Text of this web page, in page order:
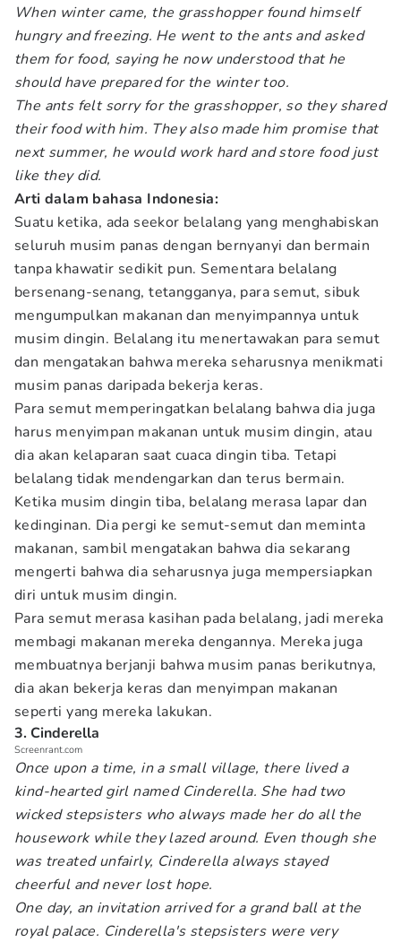
When winter came, the grasshopper found himself
hungry and freezing. He went to the ants and asked
them for food, saying he now understood that he
should have prepared for the winter too.
The ants felt sorry for the grasshopper, so they shared
their food with him. They also made him promise that
next summer, he would work hard and store food just
like they did.
Arti dalam bahasa Indonesia:
Suatu ketika, ada seekor belalang yang menghabiskan
seluruh musim panas dengan bernyanyi dan bermain
tanpa khawatir sedikit pun. Sementara belalang
bersenang-senang, tetangganya, para semut, sibuk
mengumpulkan makanan dan menyimpannya untuk
musim dingin. Belalang itu menertawakan para semut
dan mengatakan bahwa mereka seharusnya menikmati
musim panas daripada bekerja keras.
Para semut memperingatkan belalang bahwa dia juga
harus menyimpan makanan untuk musim dingin, atau
dia akan kelaparan saat cuaca dingin tiba. Tetapi
belalang tidak mendengarkan dan terus bermain.
Ketika musim dingin tiba, belalang merasa lapar dan
kedinginan. Dia pergi ke semut-semut dan meminta
makanan, sambil mengatakan bahwa dia sekarang
mengerti bahwa dia seharusnya juga mempersiapkan
diri untuk musim dingin.
Para semut merasa kasihan pada belalang, jadi mereka
membagi makanan mereka dengannya. Mereka juga
membuatnya berjanji bahwa musim panas berikutnya,
dia akan bekerja keras dan menyimpan makanan
seperti yang mereka lakukan.
3. Cinderella
Screenrant.com
Once upon a time, in a small village, there lived a
kind-hearted girl named Cinderella. She had two
wicked stepsisters who always made her do all the
housework while they lazed around. Even though she
was treated unfairly, Cinderella always stayed
cheerful and never lost hope.
One day, an invitation arrived for a grand ball at the
royal palace. Cinderella's stepsisters were very